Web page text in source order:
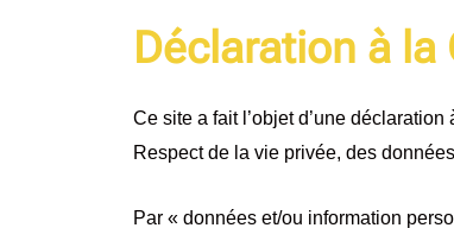
Déclaration à la
Ce site a fait l’objet d’une
Respect de la vie privée, des
Par « données et/ou information